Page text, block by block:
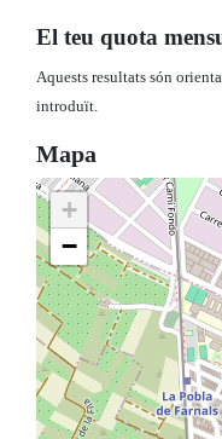
El teu quota
Aquests resultats són
introduït.
Mapa
+
−